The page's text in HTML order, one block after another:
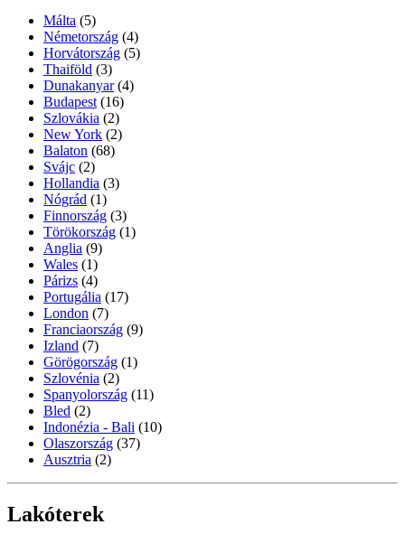
Málta (5)
Németország (4)
Horvátország (5)
Thaiföld (3)
Dunakanyar (4)
Budapest (16)
Szlovákia (2)
New York (2)
Balaton (68)
Svájc (2)
Hollandia (3)
Nógrád (1)
Finnország (3)
Törökország (1)
Anglia (9)
Wales (1)
Párizs (4)
Portugália (17)
London (7)
Franciaország (9)
Izland (7)
Görögország (1)
Szlovénia (2)
Spanyolország (11)
Bled (2)
Indonézia - Bali (10)
Olaszország (37)
Ausztria (2)
Lakóterek